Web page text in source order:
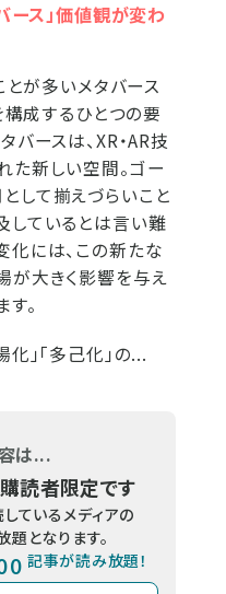
ス」価値観が変わ
が多いメタバース
成するひとつの要
バースは、XR・AR技
た新しい空間。ゴー
して揃えづらいこと
しているとは言い難
化には、この新たな
が大きく影響を与え
。
」「多己化」の...
は...
読者限定です
ているメディアの
となります。
記事が読み放題！